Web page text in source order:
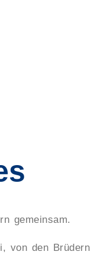
gemeinsam.
von den